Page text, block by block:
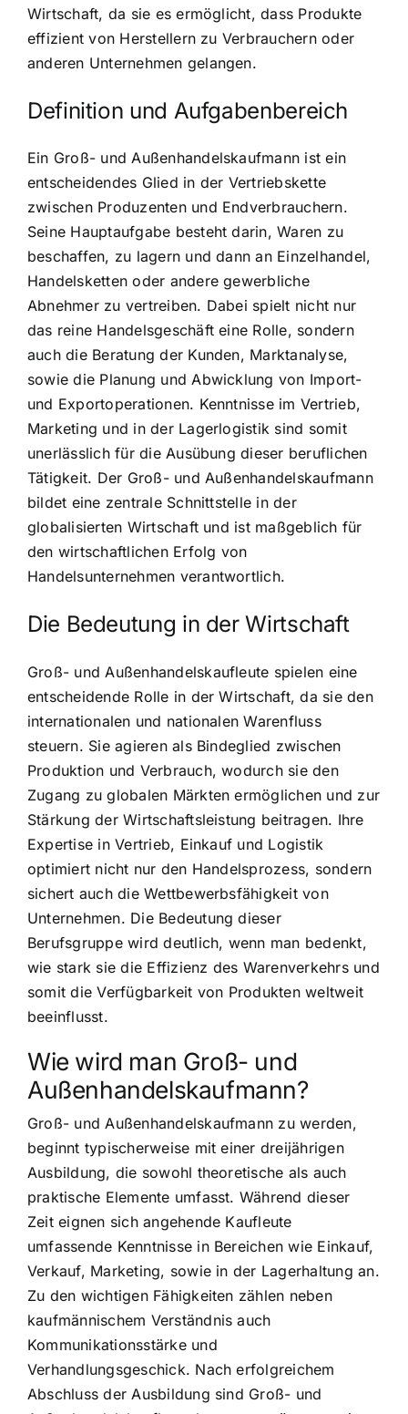
Wirtschaft, da sie es ermöglicht, dass Produkte
effizient von Herstellern zu Verbrauchern oder
anderen Unternehmen gelangen.
Definition und Aufgabenbereich
Ein Groß- und Außenhandelskaufmann ist ein
entscheidendes Glied in der Vertriebskette
zwischen Produzenten und Endverbrauchern.
Seine Hauptaufgabe besteht darin, Waren zu
beschaffen, zu lagern und dann an Einzelhandel,
Handelsketten oder andere gewerbliche
Abnehmer zu vertreiben. Dabei spielt nicht nur
das reine Handelsgeschäft eine Rolle, sondern
auch die Beratung der Kunden, Marktanalyse,
sowie die Planung und Abwicklung von Import-
und Exportoperationen. Kenntnisse im Vertrieb,
Marketing und in der Lagerlogistik sind somit
unerlässlich für die Ausübung dieser beruflichen
Tätigkeit. Der Groß- und Außenhandelskaufmann
bildet eine zentrale Schnittstelle in der
globalisierten Wirtschaft und ist maßgeblich für
den wirtschaftlichen Erfolg von
Handelsunternehmen verantwortlich.
Die Bedeutung in der Wirtschaft
Groß- und Außenhandelskaufleute spielen eine
entscheidende Rolle in der Wirtschaft, da sie den
internationalen und nationalen Warenfluss
steuern. Sie agieren als Bindeglied zwischen
Produktion und Verbrauch, wodurch sie den
Zugang zu globalen Märkten ermöglichen und zur
Stärkung der Wirtschaftsleistung beitragen. Ihre
Expertise in Vertrieb, Einkauf und Logistik
optimiert nicht nur den Handelsprozess, sondern
sichert auch die Wettbewerbsfähigkeit von
Unternehmen. Die Bedeutung dieser
Berufsgruppe wird deutlich, wenn man bedenkt,
wie stark sie die Effizienz des Warenverkehrs und
somit die Verfügbarkeit von Produkten weltweit
beeinflusst.
Wie wird man Groß- und
Außenhandelskaufmann?
Groß- und Außenhandelskaufmann zu werden,
beginnt typischerweise mit einer dreijährigen
Ausbildung, die sowohl theoretische als auch
praktische Elemente umfasst. Während dieser
Zeit eignen sich angehende Kaufleute
umfassende Kenntnisse in Bereichen wie Einkauf,
Verkauf, Marketing, sowie in der Lagerhaltung an.
Zu den wichtigen Fähigkeiten zählen neben
kaufmännischem Verständnis auch
Kommunikationsstärke und
Verhandlungsgeschick. Nach erfolgreichem
Abschluss der Ausbildung sind Groß- und